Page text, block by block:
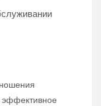
эффективное